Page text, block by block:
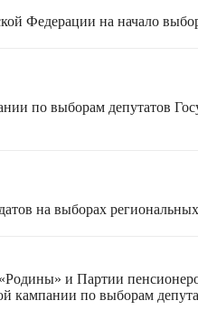
Федерации на начало
по выборам депутатов
на выборах
и Партии
кампании по выборам